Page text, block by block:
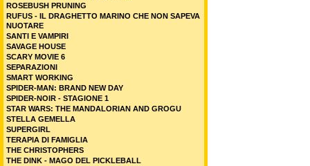
ROSEBUSH PRUNING
RUFUS - IL DRAGHETTO MARINO CHE NON SAPEVA
NUOTARE
SANTI E VAMPIRI
SAVAGE HOUSE
SCARY MOVIE 6
SEPARAZIONI
SMART WORKING
SPIDER-MAN: BRAND NEW DAY
SPIDER-NOIR - STAGIONE 1
STAR WARS: THE MANDALORIAN AND GROGU
STELLA GEMELLA
SUPERGIRL
TERAPIA DI FAMIGLIA
THE CHRISTOPHERS
THE DINK - MAGO DEL PICKLEBALL